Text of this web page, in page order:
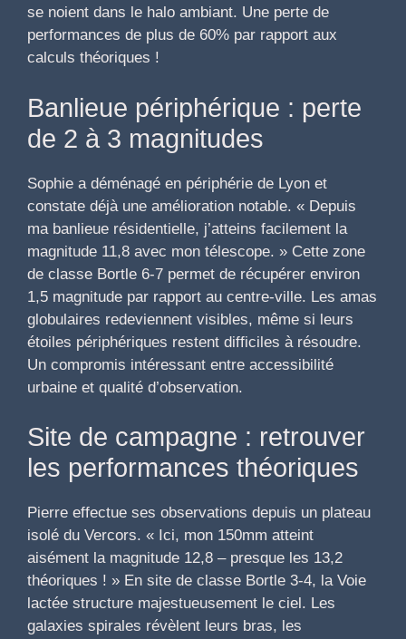
se noient dans le halo ambiant. Une perte de
performances de plus de 60% par rapport aux
calculs théoriques !
Banlieue périphérique : perte
de 2 à 3 magnitudes
Sophie a déménagé en périphérie de Lyon et
constate déjà une amélioration notable. « Depuis
ma banlieue résidentielle, j’atteins facilement la
magnitude 11,8 avec mon télescope. » Cette zone
de classe Bortle 6-7 permet de récupérer environ
1,5 magnitude par rapport au centre-ville. Les amas
globulaires redeviennent visibles, même si leurs
étoiles périphériques restent difficiles à résoudre.
Un compromis intéressant entre accessibilité
urbaine et qualité d’observation.
Site de campagne : retrouver
les performances théoriques
Pierre effectue ses observations depuis un plateau
isolé du Vercors. « Ici, mon 150mm atteint
aisément la magnitude 12,8 – presque les 13,2
théoriques ! » En site de classe Bortle 3-4, la Voie
lactée structure majestueusement le ciel. Les
galaxies spirales révèlent leurs bras, les